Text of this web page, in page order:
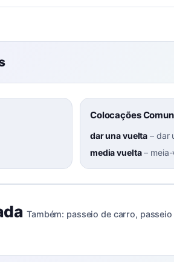
Colocações
dar una vuelta – dar
media vuelta–
Também: passeio de carro, passeio